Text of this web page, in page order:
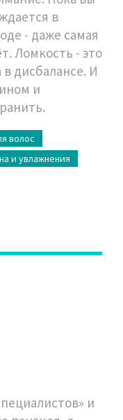
в
- даже самая
Ломкость - это
дисбалансе. И
и
волос
и увлажнения
и